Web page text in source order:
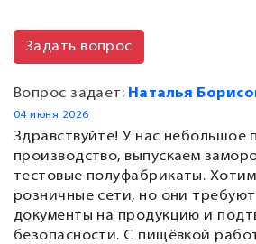
Задать вопрос
Вопрос задает: Наталья
04 июня 2026
Здравствуйте! У нас небольшое
производство, выпускаем
тестовые полуфабрикаты.
розничные сети, но они
документы на продукцию и
безопасности. С пищёвкой